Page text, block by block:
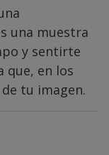
una muestra
y sentirte
que, en los
tu imagen.